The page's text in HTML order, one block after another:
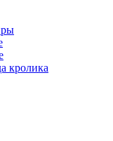
кролика